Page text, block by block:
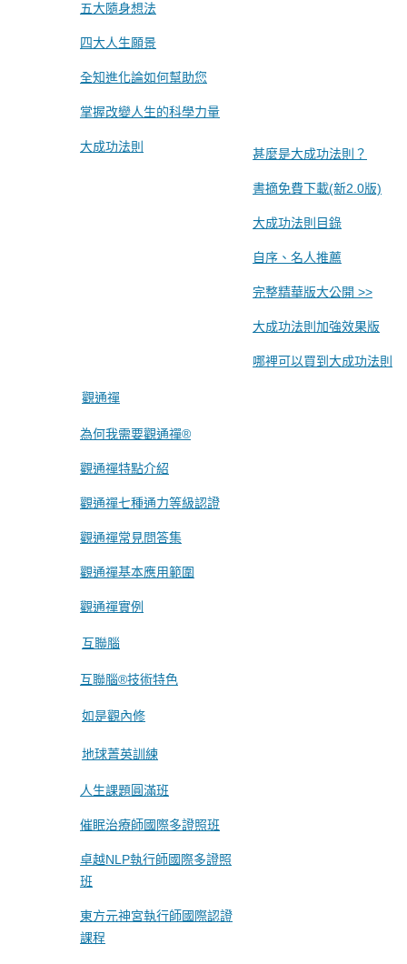
五大隨身想法
四大人生願景
全知進化論如何幫助您
掌握改變人生的科學力量
大成功法則 甚麼是大成功法則？
書摘免費下載(新2.0版)
大成功法則目錄
自序、名人推薦
完整精華版大公開 >>
大成功法則加強效果版
哪裡可以買到大成功法則
觀通禪
為何我需要觀通禪®
觀通禪特點介紹
觀通禪七種通力等級認證
觀通禪常見問答集
觀通禪基本應用範圍
觀通禪實例
互聯腦
互聯腦®技術特色
如是觀內修
地球菁英訓練
人生課題圓滿班
催眠治療師國際多證照班
卓越NLP執行師國際多證照
班
東方元神宮執行師國際認證
課程